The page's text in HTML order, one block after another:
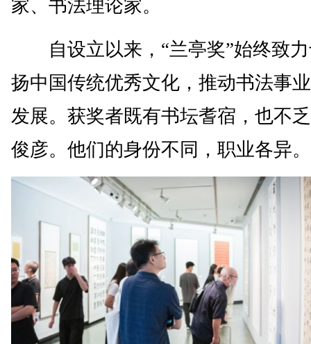
家、书法理论家。
自设立以来，“兰亭奖”始终致力
扬中国传统优秀文化，推动书法事
发展。获奖者既有书坛耆宿，也不
俊彦。他们的身份不同，职业各异。